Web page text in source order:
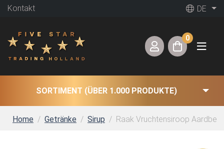
Kontakt DE
0
SORTIMENT (ÜBER 1.000 PRODUKTE)
Home Getränke Sirup Raak Vruchtensiroop